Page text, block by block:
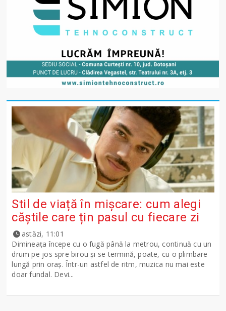
Stil de viață în mișcare: cum alegi
căștile care țin pasul cu fiecare zi
astăzi, 11:01
Dimineața începe cu o fugă până la metrou, continuă cu un
drum pe jos spre birou și se termină, poate, cu o plimbare
lungă prin oraș. Într-un astfel de ritm, muzica nu mai este
doar fundal. Devi...